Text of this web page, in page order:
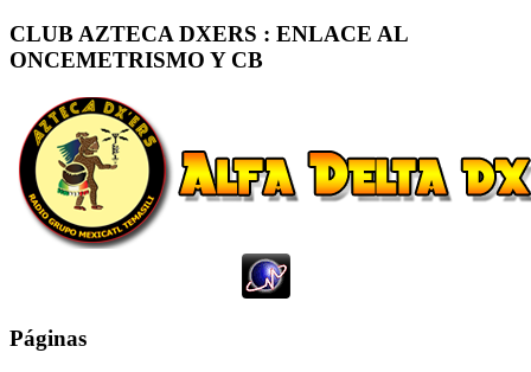
CLUB AZTECA DXERS : ENLACE AL
ONCEMETRISMO Y CB
Páginas